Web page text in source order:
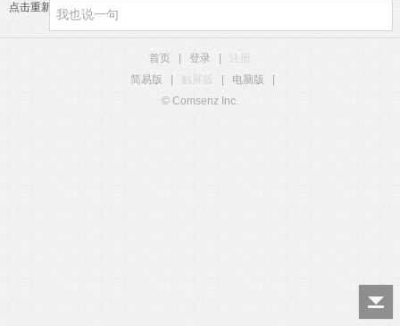
点击重新加载
首页 登录
注册
简易版
触屏版 电脑版
© Comsenz Inc.